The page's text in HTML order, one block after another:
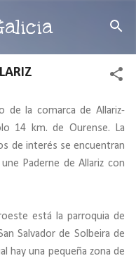
de la comarca de Allariz-
14 km. de Ourense. La
de interés se encuentran
Paderne de Allariz con
está la parroquia de
Salvador de Solbeira de
hay una pequeña zona de